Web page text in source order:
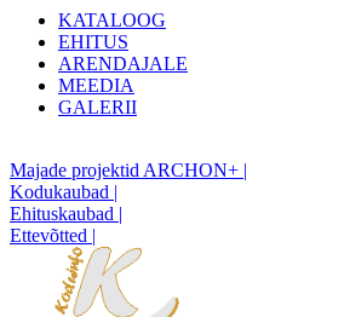
KATALOOG
EHITUS
ARENDAJALE
MEEDIA
GALERII
Majade projektid ARCHON+ |
Kodukaubad |
Ehituskaubad |
Ettevõtted |